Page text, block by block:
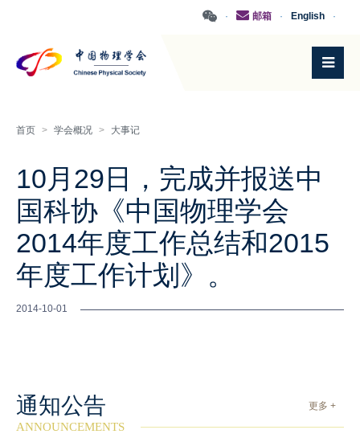
·
English
·
邮箱
·
首页 > 学会概况 > 大事记
10月29日，完成并报送中
国科协《中国物理学会
2014年度工作总结和2015
年度工作计划》。
2014-10-01
通知公告 更多 +
ANNOUNCEMENTS